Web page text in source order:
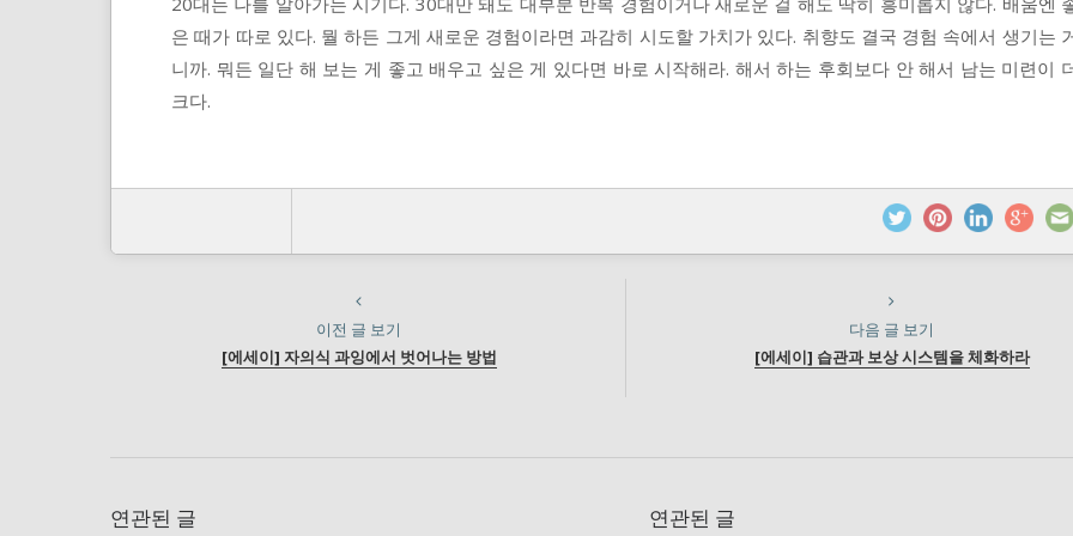
은 때가 따로 있다. 뭘 하든 그게 새로운 경험이라면 과감히 시도할 가치가 있다. 취향도 결국 경험 속에서 생기는
니까. 뭐든 일단 해 보는 게 좋고 배우고 싶은 게 있다면 바로 시작해라. 해서 하는 후회보다 안 해서 남는 미련이
크다.
이전 글 보기
[에세이] 자의식 과잉에서 벗어나는 방법
다음 글 보기
[에세이] 습관과 보상 시스템을 체화하라
연관된 글 연관된 글